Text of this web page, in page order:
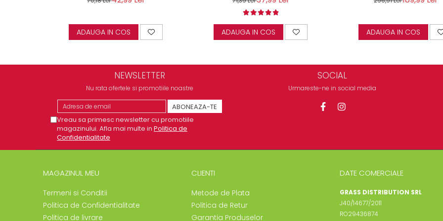
ADAUGA IN COS ADAUGA IN COS ADAUGA IN COS
NEWSLETTER
Nu rata ofertele si promotiile noastre
Vreau sa primesc newsletter cu promotiile
magazinului. Afla mai multe in Politica de
Confidentialitate
SOCIAL
Urmareste-ne in social media
MAGAZINUL MEU
Termeni si Conditii
Politica de Confidentialitate
Politica de livrare
CLIENTI
Metode de Plata
Politica de Retur
Garantia Produselor
DATE COMERCIALE
GRASS DISTRIBUTION SRL
J40/14677/2011
RO29436874